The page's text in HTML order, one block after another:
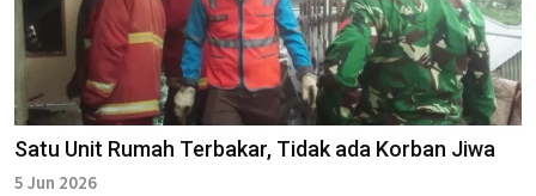
Satu Unit Rumah Terbakar, Tidak ada Korban Jiwa
5 Jun 2026